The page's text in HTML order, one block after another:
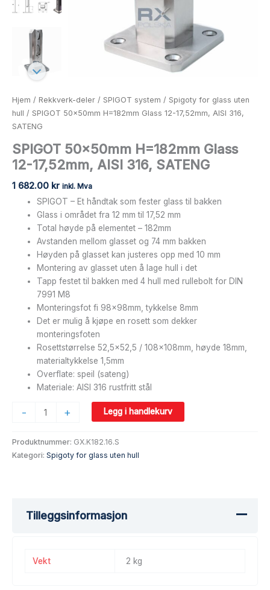
Hjem / Rekkverk-deler / SPIGOT system / Spigoty for glass uten
hull / SPIGOT 50x50mm H=182mm Glass 12-17,52mm, AISI 316,
SATENG
SPIGOT 50x50mm H=182mm Glass
12-17,52mm, AISI 316, SATENG
1 682.00 kr inkl. Mva
SPIGOT – Et håndtak som fester glass til bakken
Glass i området fra 12 mm til 17,52 mm
Total høyde på elementet – 182mm
Avstanden mellom glasset og 74 mm bakken
Høyden på glasset kan justeres opp med 10 mm
Montering av glasset uten å lage hull i det
Tapp festet til bakken med 4 hull med rullebolt for DIN
7991 M8
Monteringsfot fi 98x98mm, tykkelse 8mm
Det er mulig å kjøpe en rosett som dekker
monteringsfoten
Rosettstørrelse 52,5×52,5 / 108x108mm, høyde 18mm,
materialtykkelse 1,5mm
Overflate: speil (sateng)
Materiale: AISI 316 rustfritt stål
- + Legg i handlekurv
Produktnummer: GX.K182.16.S
Kategori: Spigoty for glass uten hull
Tilleggsinformasjon
Vekt 2 kg